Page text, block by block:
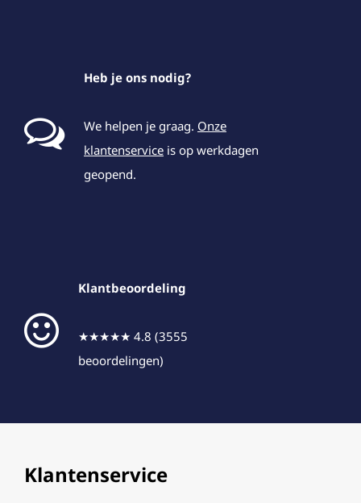
Heb je ons nodig?
We helpen je graag. Onze
klantenservice is op werkdagen
geopend.
Klantbeoordeling
★★★★★ 4.8 (3555
beoordelingen)
Klantenservice